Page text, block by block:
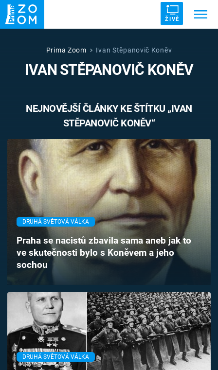
ŽIVĚ
ZRÁDCI DRUHÁ SVĚTOVÁ VÁLKA
ZÁHADY VETŘELCI DÁVNOVĚKU
Témata
Pořady
TV Program
Časopis
Sledujte prima+
Sledujte nás
Prima Zoom Ivan Stěpanovič Koněv
IVAN STĚPANOVIČ KONĚV
NEJNOVĚJŠÍ ČLÁNKY KE ŠTÍTKU „IVAN
STĚPANOVIČ KONĚV“
DRUHÁ SVĚTOVÁ VÁLKA
Praha se nacistů zbavila sama aneb jak to
ve skutečnosti bylo s Koněvem a jeho
sochou
DRUHÁ SVĚTOVÁ VÁLKA